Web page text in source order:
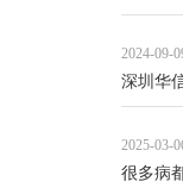
2024-09-
深圳华
2025-03-
很多病